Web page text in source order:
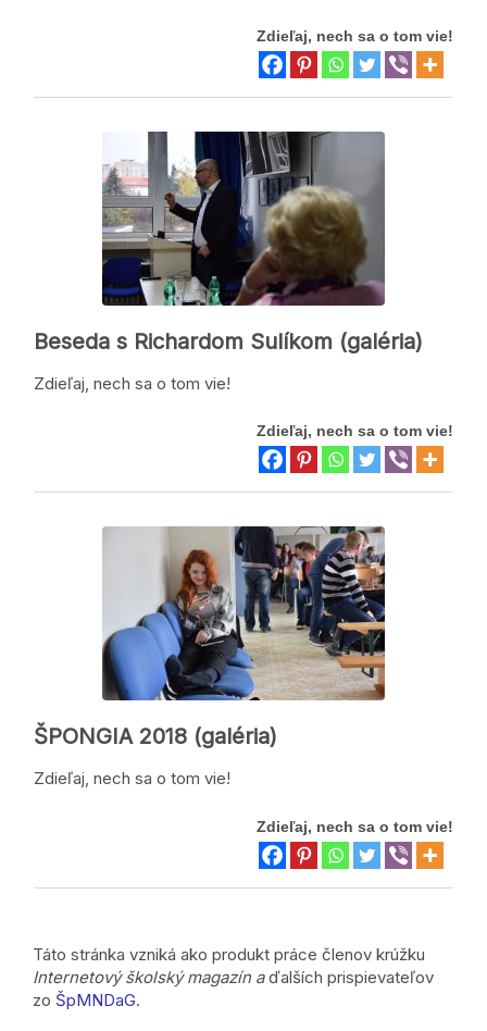
Zdieľaj, nech sa o tom vie!
Beseda s Richardom Sulíkom (galéria)
Zdieľaj, nech sa o tom vie!
Zdieľaj, nech sa o tom vie!
ŠPONGIA 2018 (galéria)
Zdieľaj, nech sa o tom vie!
Zdieľaj, nech sa o tom vie!
Táto stránka vzniká ako produkt práce členov krúžku
Internetový školský magazín aďalších prispievateľov
zo ŠpMNDaG.